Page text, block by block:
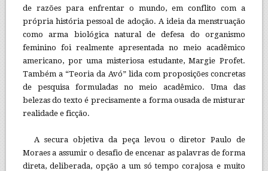
de razões para enfrentar o mundo, em conflito com a
própria história pessoal de adoção. A ideia da menstruação
como arma biológica natural de defesa do organismo
feminino foi realmente apresentada no meio acadêmico
americano, por uma misteriosa estudante, Margie Profet.
Também a “Teoria da Avó” lida com proposições concretas
de pesquisa formuladas no meio acadêmico. Uma das
belezas do texto é precisamente a forma ousada de misturar
realidade e ficção.
A secura objetiva da peça levou o diretor Paulo de
Moraes a assumir o desafio de encenar as palavras de forma
direta, deliberada, opção a um só tempo corajosa e muito